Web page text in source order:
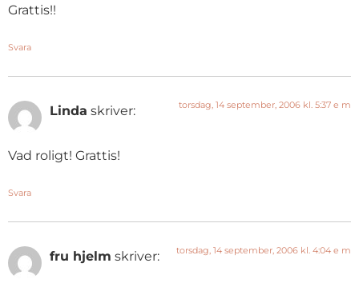
Grattis!!
Svara
Linda skriver: torsdag, 14 september, 2006 kl. 5:37 e m
Vad roligt! Grattis!
Svara
fru hjelm skriver: torsdag, 14 september, 2006 kl. 4:04 e m